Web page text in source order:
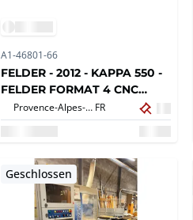
A1-46801-66
FELDER - 2012 - KAPPA 550 -
FELDER FORMAT 4 CNC
Schiebetischkreise - KAPPA
550
Provence-Alpes-Côte d'Azur, FR
Geschlossen